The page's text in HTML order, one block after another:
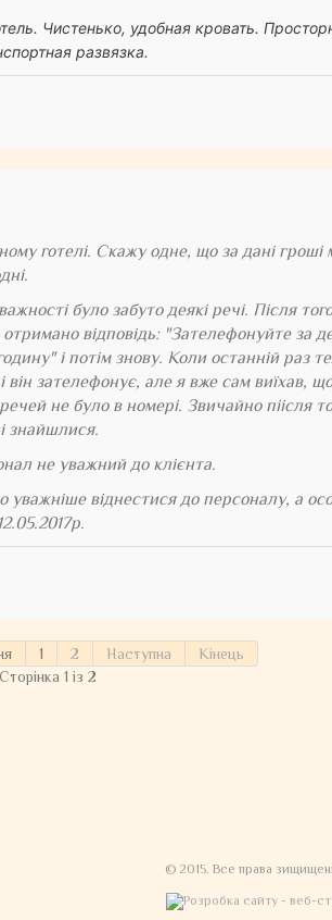
Чистенько, удобная кровать.
развязка.
готелі. Скажу одне, що за дані
було забуто деякі речі. Після
відповідь: "Зателефонуйте за
і потім знову. Коли останній раз
він зателефонує, але я вже сам виїхав,
не було в номері. Звичайно піісля
знайшлися.
не уважний до клієнта.
уважніше віднестися до персоналу, а
1 2 Наступна
Кінець
Сторінка 1 із 2
© 2015. Все права